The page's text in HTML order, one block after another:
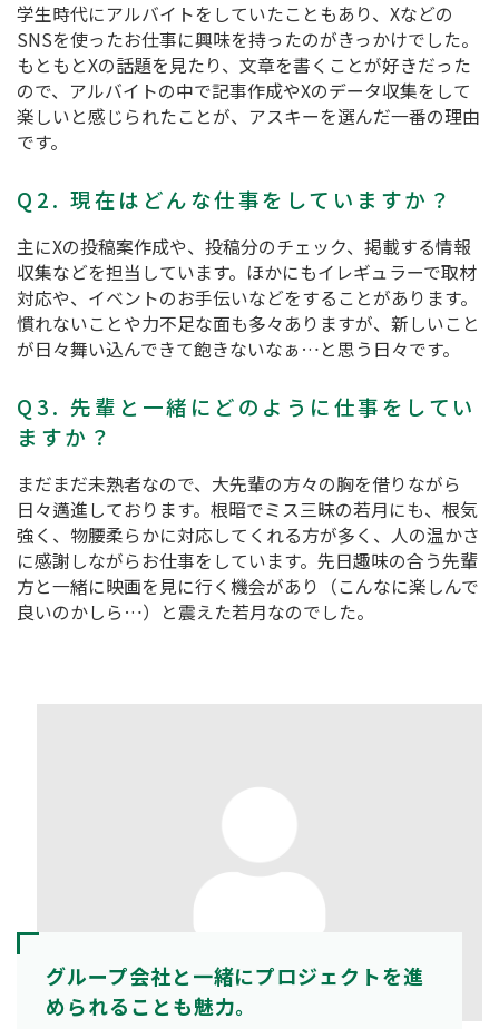
学生時代にアルバイトをしていたこともあり、Xなどの
SNSを使ったお仕事に興味を持ったのがきっかけでした。
もともとXの話題を見たり、文章を書くことが好きだった
ので、アルバイトの中で記事作成やXのデータ収集をして
楽しいと感じられたことが、アスキーを選んだ一番の理由
です。
Q2. 現在はどんな仕事をしていますか？
主にXの投稿案作成や、投稿分のチェック、掲載する情報
収集などを担当しています。ほかにもイレギュラーで取材
対応や、イベントのお手伝いなどをすることがあります。
慣れないことや力不足な面も多々ありますが、新しいこと
が日々舞い込んできて飽きないなぁ…と思う日々です。
Q3. 先輩と一緒にどのように仕事をしてい
ますか？
まだまだ未熟者なので、大先輩の方々の胸を借りながら
日々邁進しております。根暗でミス三昧の若月にも、根気
強く、物腰柔らかに対応してくれる方が多く、人の温かさ
に感謝しながらお仕事をしています。先日趣味の合う先輩
方と一緒に映画を見に行く機会があり（こんなに楽しんで
良いのかしら…）と震えた若月なのでした。
グループ会社と一緒にプロジェクトを進
められることも魅力。